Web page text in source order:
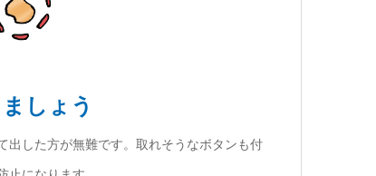
しょう
出した方が無難です。取れそうなボタンも付